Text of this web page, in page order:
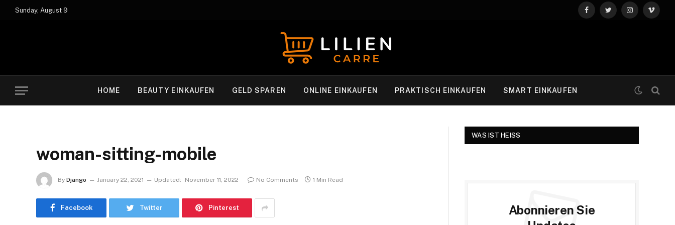
Sunday, August 9
FacebookTwitterInstagramVimeo
HOME BEAUTY EINKAUFEN GELD SPAREN ONLINE EINKAUFEN PRAKTISCH EINKAUFEN SMART EINKAUFEN
woman-sitting-mobile
By Django January 22, 2021 Updated: November 11, 2022 No Comments 1 Min Read
Facebook Twitter Pinterest
WAS IST HEISS
Abonnieren Sie